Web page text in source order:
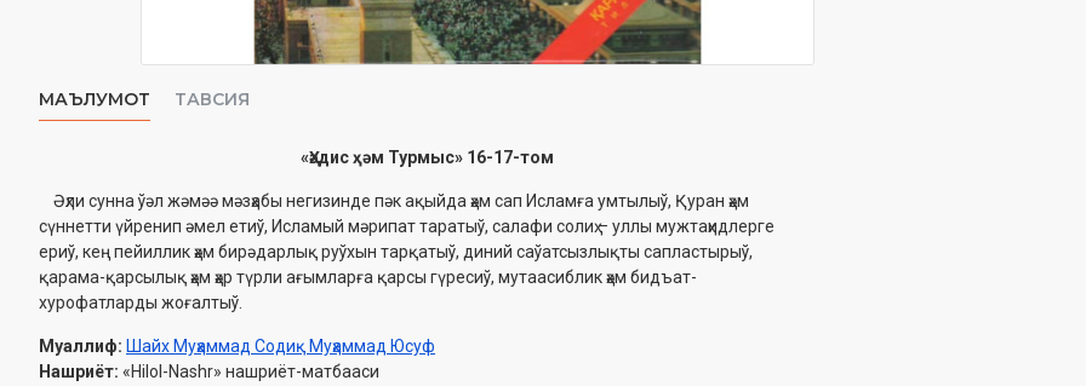
МАЪЛУМОТ ТАВСИЯ
«Ҳәдис ҳәм Турмыс» 16-17-том
Əҳли сунна ўәл жəмəə мәзҳабы негизинде пәк ақыйда ҳәм сап Исламға умтылыў, Қуран ҳәм
сүннетти үйренип әмел етиў, Исламый мәрипат таратыў, салафи солиҳ – уллы мужтаҳидлерге
ериў, кең пейиллик ҳәм бирәдарлық руўхын тарқатыў, диний саўатсызлықты сапластырыў,
қарама-қарсылық ҳәм ҳәр түрли ағымларға қарсы гүресиў, мутаасиблик ҳәм бидъат-
хурофатларды жоғалтыў.
Муаллиф: Шайх Муҳаммад Содиқ Муҳаммад Юсуф
Нашриёт: «Hilol-Nashr» нашриёт-матбааси